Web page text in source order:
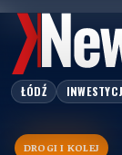
ŁÓDŹ
DROGI I KOLEJ